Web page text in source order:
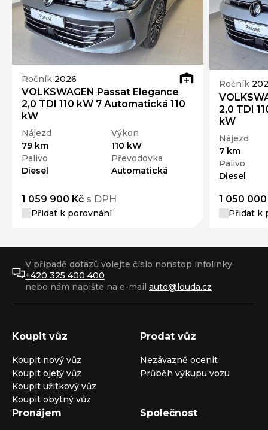
Ročník 2026
VOLKSWAGEN Passat Elegance
2,0 TDI 110 kW 7 Automatická 110
kW
Nájezd
79 km
Výkon
110 kW
Palivo
Diesel
Převodovka
Automatická
1 059 900 Kč s DPH
Přidat k porovnání
Ročník
2,0 TDI
kW
Nájezd
7 km
Palivo
Diesel
1 050 000
Přidat k
V případě dotazů volejte číslo nonstop infolinky
+420 325 400 400
nebo nám napište na e-mail auto@louda.cz
Koupit vůz
Koupit nový vůz
Koupit ojetý vůz
Koupit užitkový vůz
Koupit obytný vůz
Prodat vůz
Nezávazně ocenit
Průběh výkupu vozu
Pronájem Společnost